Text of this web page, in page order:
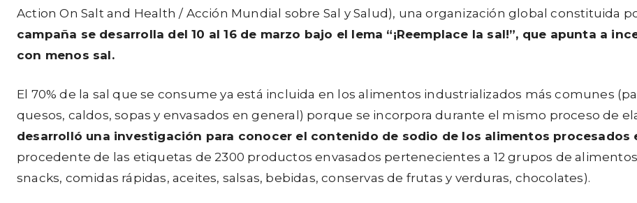
Action On Salt and Health / Acción Mundial sobre Sal y Salud), una organización global constituida
campaña se desarrolla del 10 al 16 de marzo bajo el lema “¡Reemplace la sal!”, que apunta a
con menos sal.
El 70% de la sal que se consume ya está incluida en los alimentos industrializados más comunes
quesos, caldos, sopas y envasados en general) porque se incorpora durante el mismo proceso de
desarrolló una investigación para conocer el contenido de sodio de los alimentos procesados
procedente de las etiquetas de 2300 productos envasados pertenecientes a 12 grupos de
snacks, comidas rápidas, aceites, salsas, bebidas, conservas de frutas y verduras, chocolates).